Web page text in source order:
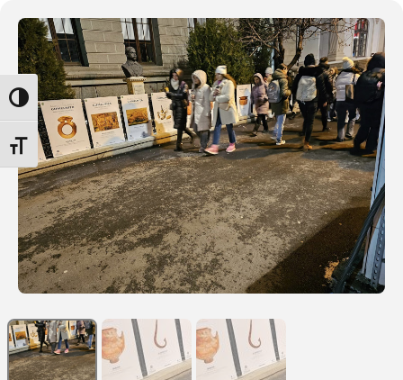
Glisor nivel contrast
Glisor mărime font